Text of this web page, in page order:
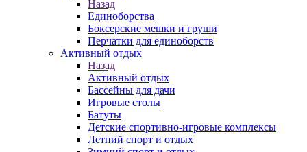
Назад
Единоборства
Боксерские мешки и груши
Перчатки для единоборств
Активный отдых
Назад
Активный отдых
Бассейны для дачи
Игровые столы
Батуты
Детские спортивно-игровые комплексы
Летний спорт и отдых